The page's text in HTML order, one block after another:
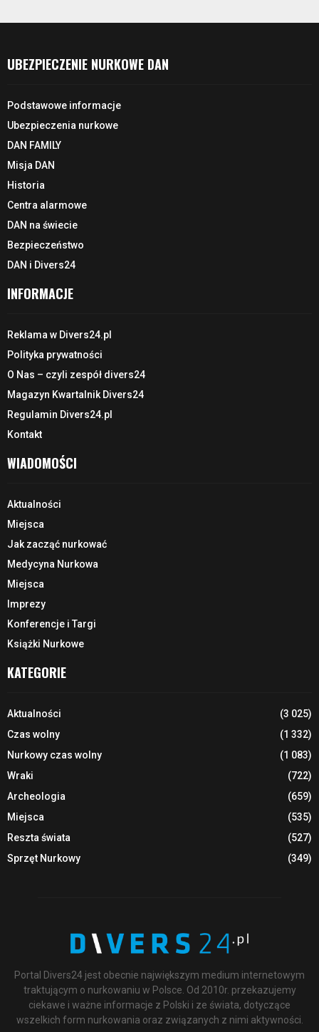
UBEZPIECZENIE NURKOWE DAN
Podstawowe informacje
Ubezpieczenia nurkowe
DAN FAMILY
Misja DAN
Historia
Centra alarmowe
DAN na świecie
Bezpieczeństwo
DAN i Divers24
INFORMACJE
Reklama w Divers24.pl
Polityka prywatności
O Nas – czyli zespół divers24
Magazyn Kwartalnik Divers24
Regulamin Divers24.pl
Kontakt
WIADOMOŚCI
Aktualności
Miejsca
Jak zacząć nurkować
Medycyna Nurkowa
Miejsca
Imprezy
Konferencje i Targi
Książki Nurkowe
KATEGORIE
Aktualności
(3 025)
Czas wolny
(1 332)
Nurkowy czas wolny
(1 083)
Wraki
(722)
Archeologia
(659)
Miejsca
(535)
Reszta świata
(527)
Sprzęt Nurkowy
(349)
Portal Divers24 jest obecnie największym medium internetowym
traktującym o nurkowaniu w Polsce. Od 2010r. przekazujemy
ciekawe i ważne informacje z Polski i ze świata, dotyczące
wszelkich form nurkowania oraz związanych z nimi aktywności.